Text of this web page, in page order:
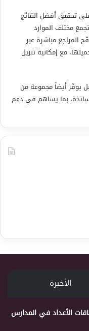
تحقيق أفضل النتائج
مختلف الموارد
المراجع مباشرة عبر
مع إمكانية تنزيل
يوفّر أيضاً مجموعة من
بما يساهم في دعم
الأخيرة
الأعداد في المدارس